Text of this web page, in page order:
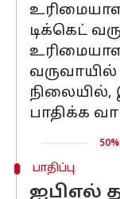
டிக்கெட்
வருவாயில்
பாதிக்க
50%
பாதிப்பு
ஐபிஎல்